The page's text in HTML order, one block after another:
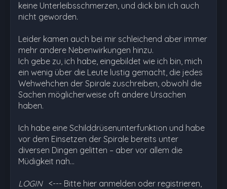
keine Unterleibsschmerzen, und dick bin ich auch
nicht geworden.
Leider kamen auch bei mir schleichend aber immer
mehr andere Nebenwirkungen hinzu.
Ich gebe zu, ich habe, eingebildet wie ich bin, mich
ein wenig über die Leute lustig gemacht, die jedes
Wehwehchen der Spirale zuschreiben, obwohl die
Sachen möglicherweise oft andere Ursachen
haben.
Ich habe eine Schilddrüsenunterfunktion und habe
vor dem Einsetzen der Spirale bereits unter
diversen Dingen gelitten – aber vor allem die
Müdigkeit nah…
LOGIN <--- Bitte hier anmelden oder registrieren,